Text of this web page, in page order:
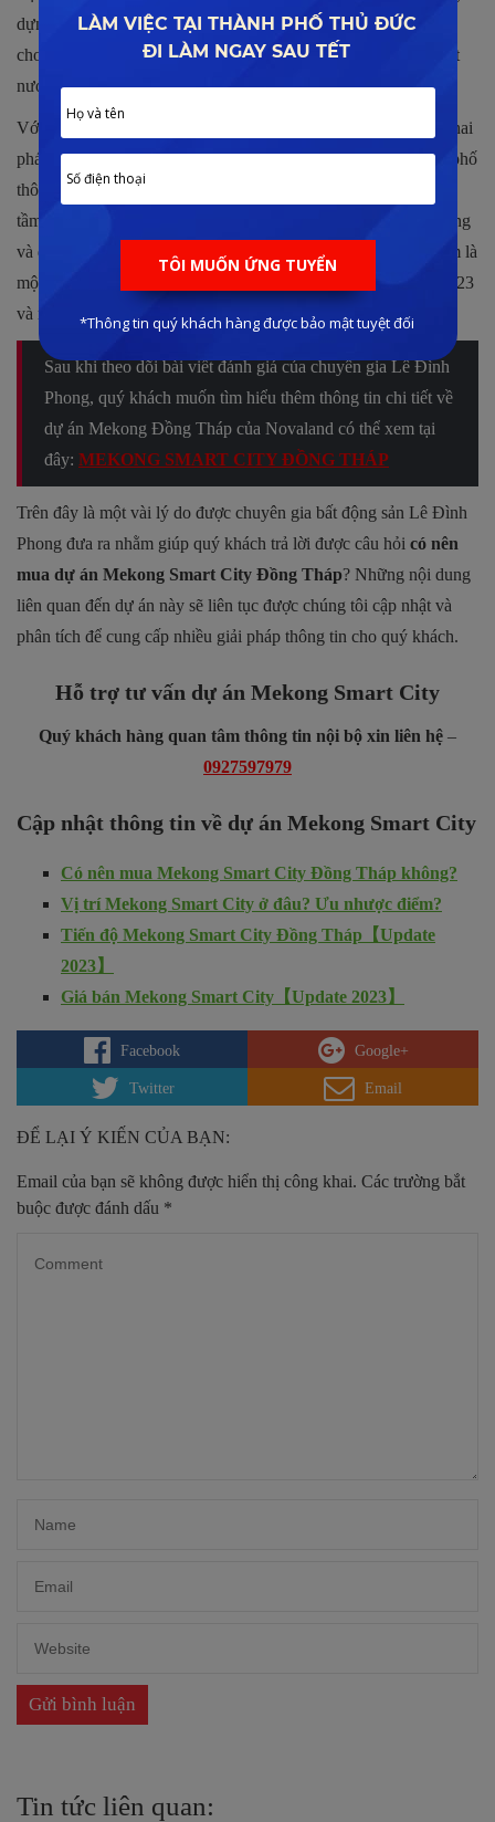
dựng, mang về nhiều thành công cho doanh nghiệp, tạo cơ hội
cho các nhà đầu tư, kiến tạo những công trình đẳng cấp cho đất
nước.
Với uy tín và năng lực thực sự đã giúp Novaland tiếp cận và khai
phá nhiều thị trường tiềm năng từ Bắc vào Nam. Dự án thành phố
thông minh Mê Kông được xem là một trong hướng đi mới có
tầm ảnh hưởng rất lớn đến sự phát triển của Đồng Tháp nói riêng
và đồng bằng sông Cửu Long nói chung. Vì vậy đây được xem là
một trong những dự án trọng điểm của Novaland trong năm 2023
và những năm tiếp theo.
Sau khi theo dõi bài viết đánh giá của chuyên gia Lê Đình
Phong, quý khách muốn tìm hiểu thêm thông tin chi tiết về
dự án Mekong Đồng Tháp của Novaland có thể xem tại
đây: MEKONG SMART CITY ĐỒNG THÁP
Trên đây là một vài lý do được chuyên gia bất động sản Lê Đình
Phong đưa ra nhằm giúp quý khách trả lời được câu hỏi có nên
mua dự án Mekong Smart City Đồng Tháp? Những nội dung
liên quan đến dự án này sẽ liên tục được chúng tôi cập nhật và
phân tích để cung cấp nhiều giải pháp thông tin cho quý khách.
Hỗ trợ tư vấn dự án Mekong Smart City
Quý khách hàng quan tâm thông tin nội bộ xin liên hệ –
0927597979
Cập nhật thông tin về dự án Mekong Smart City
Có nên mua Mekong Smart City Đồng Tháp không?
Vị trí Mekong Smart City ở đâu? Ưu nhược điểm?
Tiến độ Mekong Smart City Đồng Tháp【Update
2023】
Giá bán Mekong Smart City【Update 2023】
Facebook Google+
Twitter Email
ĐỂ LẠI Ý KIẾN CỦA BẠN:
Email của bạn sẽ không được hiển thị công khai. Các trường bắt
buộc được đánh dấu *
Tin tức liên quan: